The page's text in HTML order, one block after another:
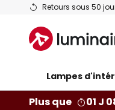
Retours sous 50
Allez
contenu
Lampes
Plus que 01 J